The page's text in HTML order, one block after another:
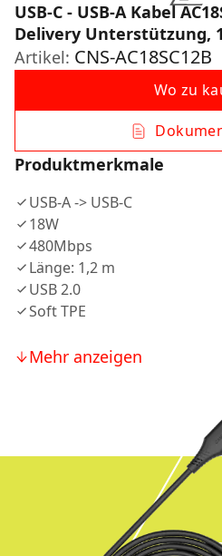
USB-C - USB-A Kabel
Delivery Unterstützung,
Artikel: CNS-AC18SC12B
Wo zu
Produktmerkmale
USB-A -> USB-C
18W
480Mbps
Länge: 1,2 m
USB 2.0
Soft TPE
Mehr anzeigen